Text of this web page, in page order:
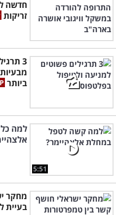
חדשה
זריקות
3
ביותר
5:51
למה
מחקר
בעיית